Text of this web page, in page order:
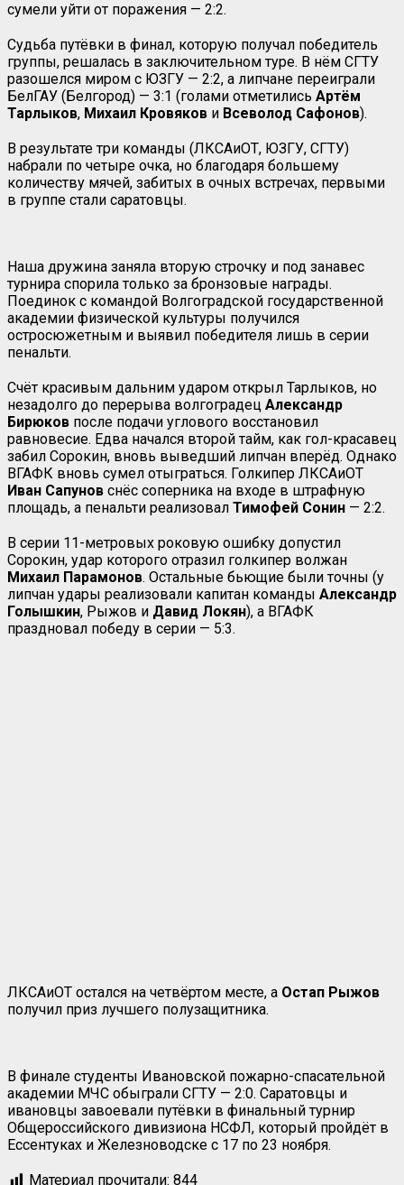
сумели уйти от поражения — 2:2.
Судьба путёвки в финал, которую получал победитель
группы, решалась в заключительном туре. В нём СГТУ
разошелся миром с ЮЗГУ — 2:2, а липчане переиграли
БелГАУ (Белгород) — 3:1 (голами отметились Артём
Тарлыков, Михаил Кровяков и Всеволод Сафонов).
В результате три команды (ЛКСАиОТ, ЮЗГУ, СГТУ)
набрали по четыре очка, но благодаря большему
количеству мячей, забитых в очных встречах, первыми
в группе стали саратовцы.
Наша дружина заняла вторую строчку и под занавес
турнира спорила только за бронзовые награды.
Поединок с командой Волгоградской государственной
академии физической культуры получился
остросюжетным и выявил победителя лишь в серии
пенальти.
Счёт красивым дальним ударом открыл Тарлыков, но
незадолго до перерыва волгоградец Александр
Бирюков после подачи углового восстановил
равновесие. Едва начался второй тайм, как гол-красавец
забил Сорокин, вновь выведший липчан вперёд. Однако
ВГАФК вновь сумел отыграться. Голкипер ЛКСАиОТ
Иван Сапунов снёс соперника на входе в штрафную
площадь, а пенальти реализовал Тимофей Сонин — 2:2.
В серии 11-метровых роковую ошибку допустил
Сорокин, удар которого отразил голкипер волжан
Михаил Парамонов. Остальные бьющие были точны (у
липчан удары реализовали капитан команды Александр
Голышкин, Рыжов и Давид Локян), а ВГАФК
праздновал победу в серии — 5:3.
ЛКСАиОТ остался на четвёртом месте, а Остап Рыжов
получил приз лучшего полузащитника.
В финале студенты Ивановской пожарно-спасательной
академии МЧС обыграли СГТУ — 2:0. Саратовцы и
ивановцы завоевали путёвки в финальный турнир
Общероссийского дивизиона НСФЛ, который пройдёт в
Ессентуках и Железноводске с 17 по 23 ноября.
Материал прочитали: 844